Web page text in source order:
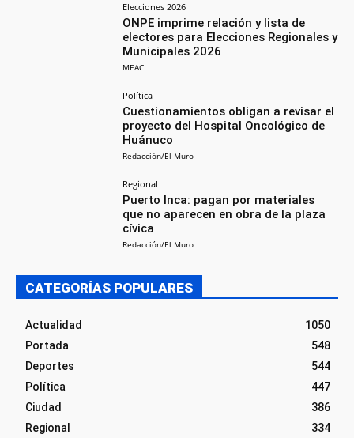
Elecciones 2026
ONPE imprime relación y lista de
electores para Elecciones Regionales y
Municipales 2026
MEAC
Política
Cuestionamientos obligan a revisar el
proyecto del Hospital Oncológico de
Huánuco
Redacción/El Muro
Regional
Puerto Inca: pagan por materiales
que no aparecen en obra de la plaza
cívica
Redacción/El Muro
CATEGORÍAS POPULARES
Actualidad
1050
Portada
548
Deportes
544
Política
447
Ciudad
386
Regional
334